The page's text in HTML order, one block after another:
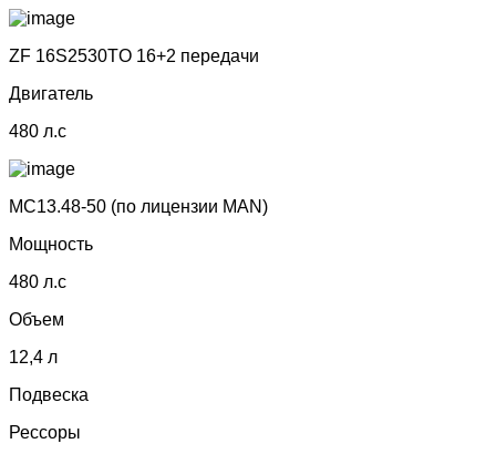
ZF 16S2530TO 16+2 передачи
Двигатель
480 л.с
MC13.48-50 (по лицензии МАN)
Мощность
480 л.с
Объем
12,4 л
Подвеска
Рессоры